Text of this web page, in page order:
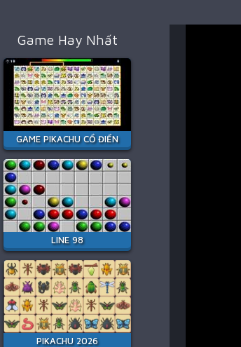
Game Hay Nhất
GAME PIKACHU CỔ ĐIỂN
LINE 98
PIKACHU 2026